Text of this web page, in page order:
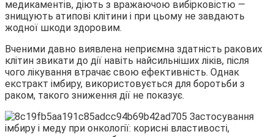
медикаментів, діють з вражаючою вибірковістю —
знищують атипові клітини і при цьому не завдають
жодної шкоди здоровим.
Вченими давно виявлена неприємна здатність ракових
клітин звикати до дії навіть найсильніших ліків, після
чого лікування втрачає свою ефективність. Однак
екстракт імбиру, використовується для боротьби з
раком, такого зниження дії не показує.